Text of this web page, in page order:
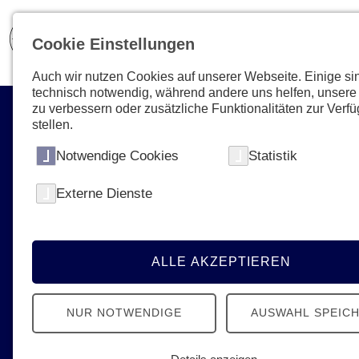
Haben Sie weitere
weiter - von A bis Z.
Cookie Einstellungen
Auch wir nutzen Cookies auf unserer Webseite. Einige
technisch notwendig, während andere uns helfen,
zu verbessern oder zusätzliche Funktionalitäten zur
stellen.
Notwendige Cookies Statistik
Externe Dienste
ALLE AKZEPTIEREN
NUR NOTWENDIGE AUSWAHL